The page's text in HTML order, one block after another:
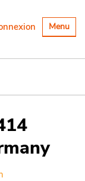
Basculer
la
Menu